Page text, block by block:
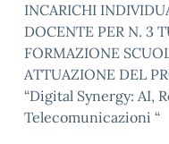
INCARICHI
DOCENTE PER N. 3
FORMAZIONE
ATTUAZIONE DEL
“Digital Synergy: AI,
Telecomunicazioni “